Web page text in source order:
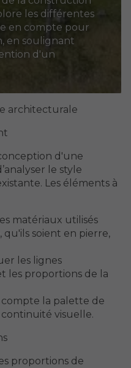
les différentes
en compte pour
en soulignant
d'un
architecturale
d'une
le style
Les éléments à
matériaux utilisés
soient en pierre,
les lignes
les proportions de la
la palette de
visuelle.
proportions de